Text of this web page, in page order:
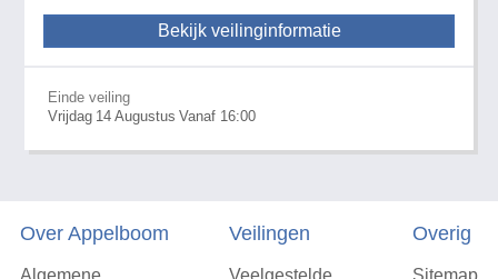
Bekijk veilinginformatie
Einde veiling
Vrijdag 14 Augustus Vanaf 16:00
Over Appelboom
Algemene
Veilingen
Veelgestelde
Overig
Sitemap